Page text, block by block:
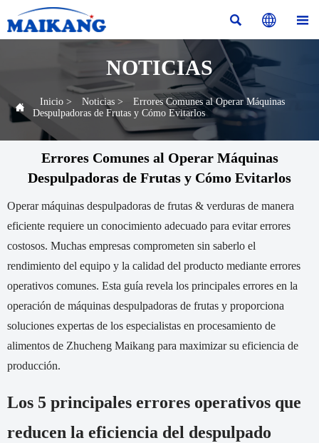
  
NOTICIAS
 Inicio > Noticias >
Errores Comunes al Operar Máquinas
Despulpadoras de Frutas y Cómo Evitarlos
Errores Comunes al Operar Máquinas
Despulpadoras de Frutas y Cómo Evitarlos
Operar máquinas despulpadoras de frutas & verduras de manera
eficiente requiere un conocimiento adecuado para evitar errores
costosos. Muchas empresas comprometen sin saberlo el
rendimiento del equipo y la calidad del producto mediante errores
operativos comunes. Esta guía revela los principales errores en la
operación de máquinas despulpadoras de frutas y proporciona
soluciones expertas de los especialistas en procesamiento de
alimentos de Zhucheng Maikang para maximizar su eficiencia de
producción.
Los 5 principales errores operativos que
reducen la eficiencia del despulpado